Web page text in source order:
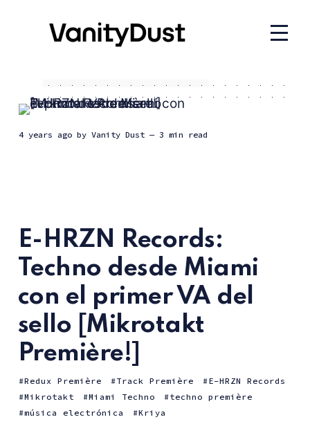
4 years agoby Vanity Dust — 3 min read
E-HRZN Records:
Techno desde Miami
con el primer VA del
sello [Mikrotakt
Première!]
Redux Première Track Première
E-HRZN Records
Mikrotakt
Miami Techno
techno première
música electrónica
Kriya